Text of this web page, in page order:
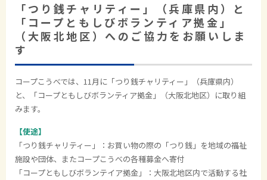
「つり銭チャリティー」（兵庫県内）と
「コープともしびボランティア拠金」
（大阪北地区）へのご協力をお願いしま
す
コープこうべでは、11月に「つり銭チャリティー」（兵庫県内）
と、「コープともしびボランティア拠金」（大阪北地区）に取り組
みます。
【使途】
「つり銭チャリティー」：お買い物の際の「つり銭」を地域の福祉
施設や団体、またコープこうべの各種募金へ寄付
「コープともしびボランテイア拠金」：大阪北地区内で活動する社